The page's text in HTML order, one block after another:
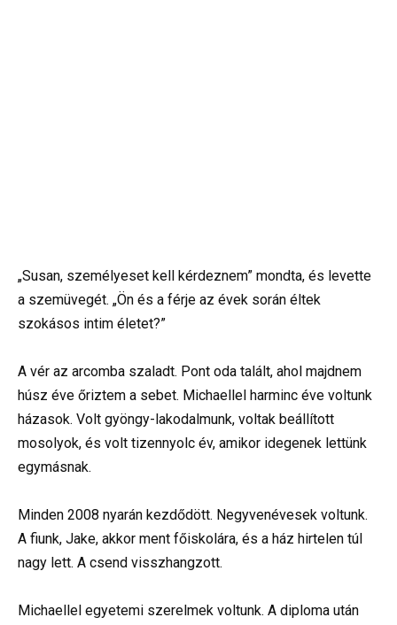
„Susan, személyeset kell kérdeznem” mondta, és levette
a szemüvegét. „Ön és a férje az évek során éltek
szokásos intim életet?”
A vér az arcomba szaladt. Pont oda talált, ahol majdnem
húsz éve őriztem a sebet. Michaellel harminc éve voltunk
házasok. Volt gyöngy-lakodalmunk, voltak beállított
mosolyok, és volt tizennyolc év, amikor idegenek lettünk
egymásnak.
Minden 2008 nyarán kezdődött. Negyvenévesek voltunk.
A fiunk, Jake, akkor ment főiskolára, és a ház hirtelen túl
nagy lett. A csend visszhangzott.
Michaellel egyetemi szerelmek voltunk. A diploma után